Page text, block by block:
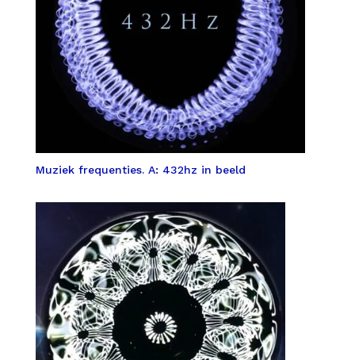
Muziek frequenties. A: 432hz in beeld